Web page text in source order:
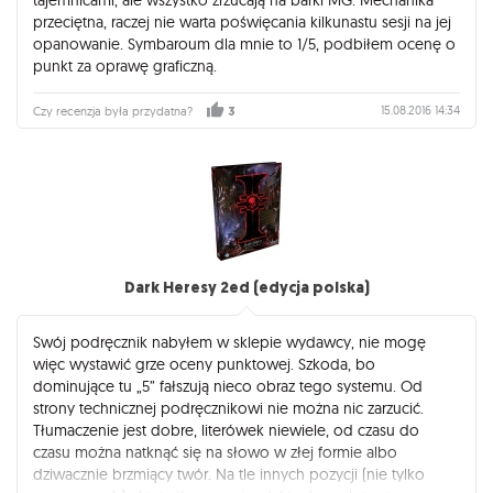
przeciętna, raczej nie warta poświęcania kilkunastu sesji na jej
opanowanie. Symbaroum dla mnie to 1/5, podbiłem ocenę o
punkt za oprawę graficzną.
Czy recenzja była przydatna? 3 15.08.2016 14:34
Dark Heresy 2ed (edycja polska)
Swój podręcznik nabyłem w sklepie wydawcy, nie mogę
więc wystawić grze oceny punktowej. Szkoda, bo
dominujące tu „5” fałszują nieco obraz tego systemu. Od
strony technicznej podręcznikowi nie można nic zarzucić.
Tłumaczenie jest dobre, literówek niewiele, od czasu do
czasu można natknąć się na słowo w złej formie albo
dziwacznie brzmiący twór. Na tle innych pozycji (nie tylko